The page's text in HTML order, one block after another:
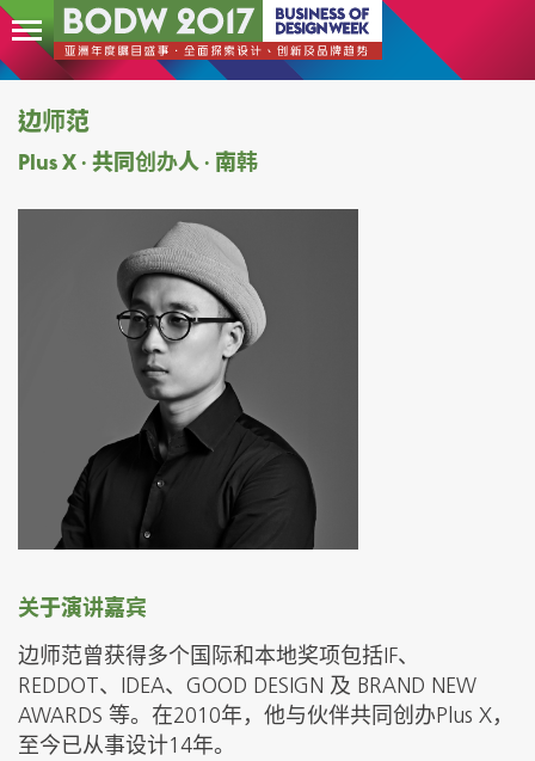
边师范
Plus X ∙ 共同创办人 ∙ 南韩
关于演讲嘉宾
边师范曾获得多个国际和本地奖项包括IF、
REDDOT、IDEA、GOOD DESIGN 及 BRAND NEW
AWARDS 等。在2010年，他与伙伴共同创办Plus X，
至今已从事设计14年。